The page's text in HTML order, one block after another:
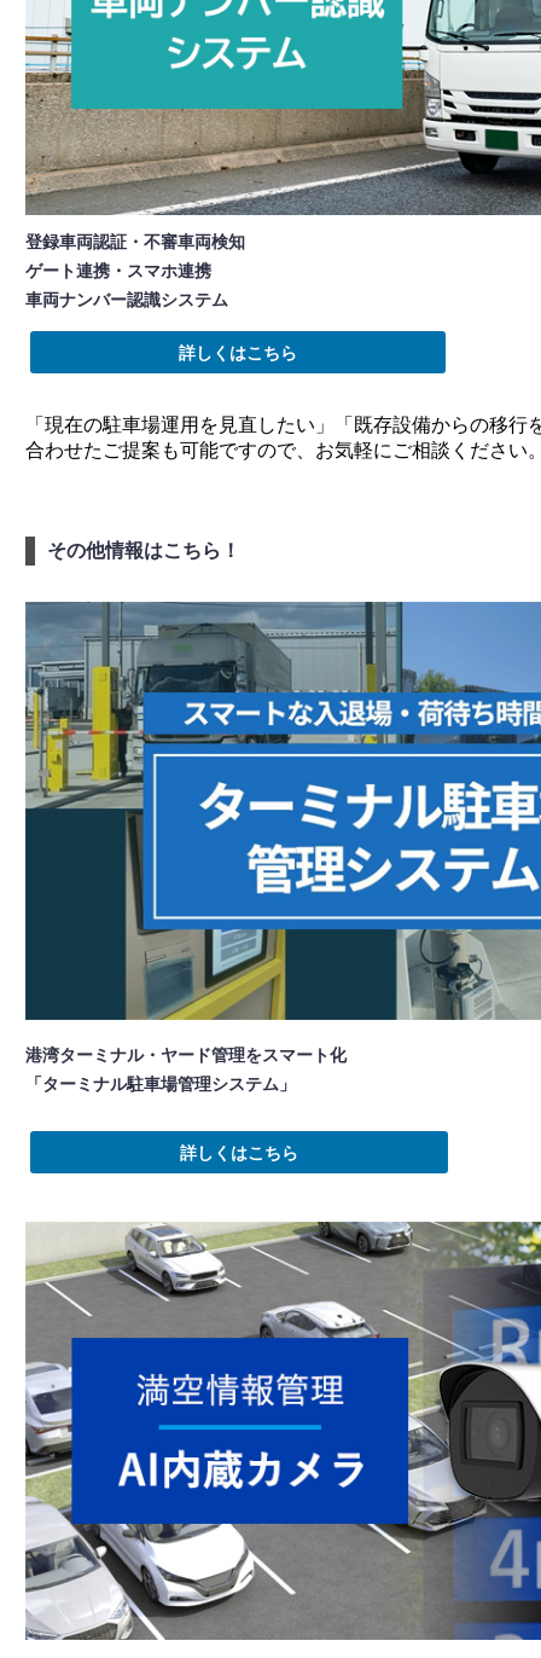
登録車両認証・不審車両検知
ゲート連携・スマホ連携
車両ナンバー認識システム
詳しくはこちら
「現在の駐車場運用を見直したい」「既存設備からの移行
合わせたご提案も可能ですので、お気軽にご相談ください
その他情報はこちら！
港湾ターミナル・ヤード管理をスマート化
「ターミナル駐車場管理システム」
詳しくはこちら